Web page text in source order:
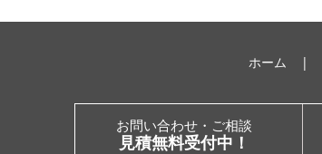
ホーム
お問い合わせ・ご相談
見積無料受付中！